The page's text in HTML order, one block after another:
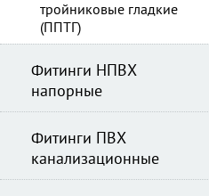
тройниковые гладкие
(ППТГ)
Фитинги НПВХ
напорные
Фитинги ПВХ
канализационные